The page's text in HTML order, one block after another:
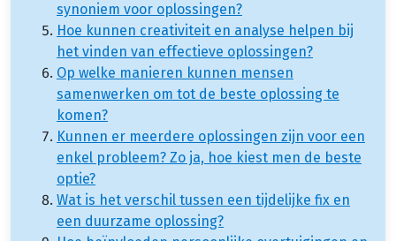
synoniem voor oplossingen?
Hoe kunnen creativiteit en analyse helpen bij
het vinden van effectieve oplossingen?
Op welke manieren kunnen mensen
samenwerken om tot de beste oplossing te
komen?
Kunnen er meerdere oplossingen zijn voor een
enkel probleem? Zo ja, hoe kiest men de beste
optie?
Wat is het verschil tussen een tijdelijke fix en
een duurzame oplossing?